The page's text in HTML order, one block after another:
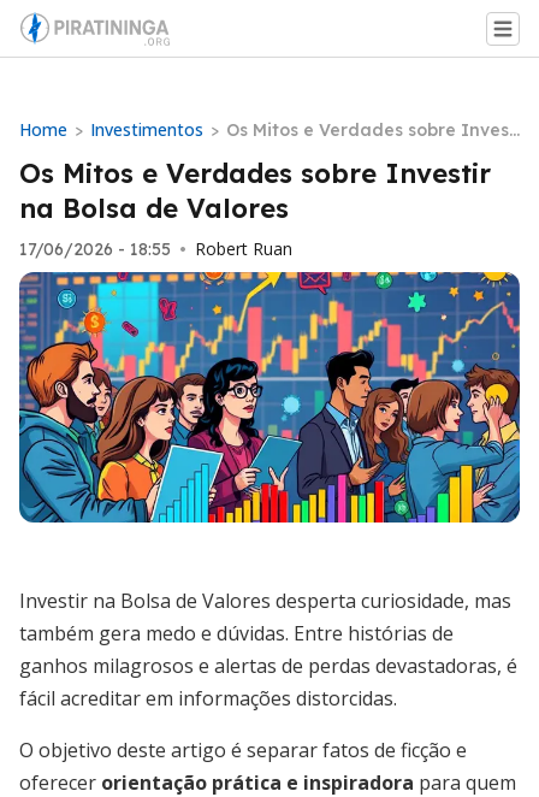
Home > Investimentos > Os Mitos e Verdades sobre Invest
ir na Bolsa de Valores
Os Mitos e Verdades sobre Investir
na Bolsa de Valores
17/06/2026 - 18:55 • Robert Ruan
Investir na Bolsa de Valores desperta curiosidade, mas
também gera medo e dúvidas. Entre histórias de
ganhos milagrosos e alertas de perdas devastadoras, é
fácil acreditar em informações distorcidas.
O objetivo deste artigo é separar fatos de ficção e
oferecer orientação prática e inspiradora para quem